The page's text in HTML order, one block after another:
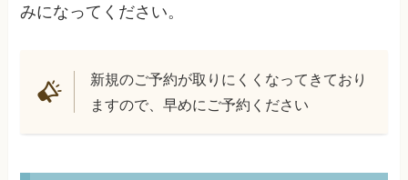
みになってください。
新規のご予約が取りにくくなってきており
ますので、早めにご予約ください